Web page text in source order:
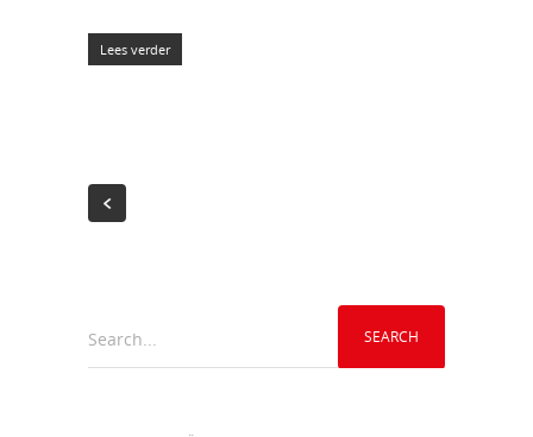
Lees verder
Search...